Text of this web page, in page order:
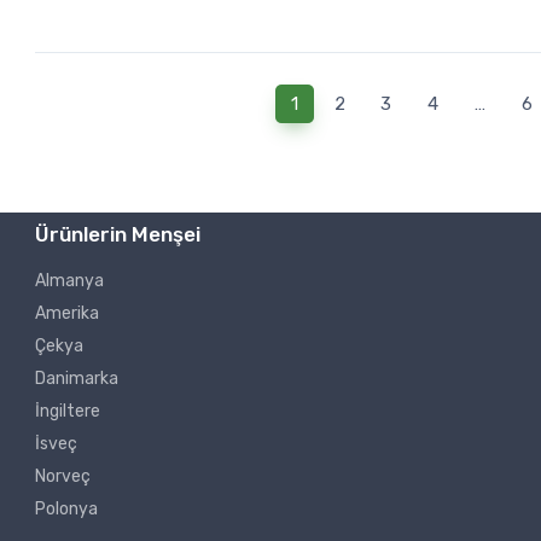
1 2 3 4 … 6
Ürünlerin Menşei
Almanya
Amerika
Çekya
Danimarka
İngiltere
İsveç
Norveç
Polonya